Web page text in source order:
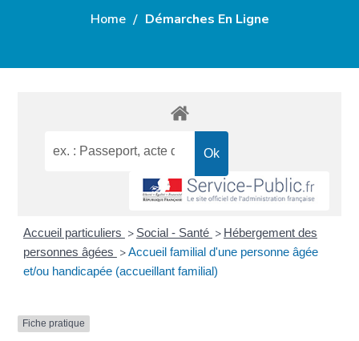
Home Démarches En Ligne
Accueil particuliers > Social - Santé > Hébergement des
personnes âgées >Accueil familial d'une personne âgée
et/ou handicapée (accueillant familial)
Fiche pratique